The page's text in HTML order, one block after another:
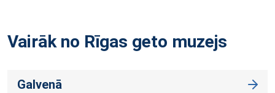
Vairāk no Rīgas geto muzejs
Galvenā